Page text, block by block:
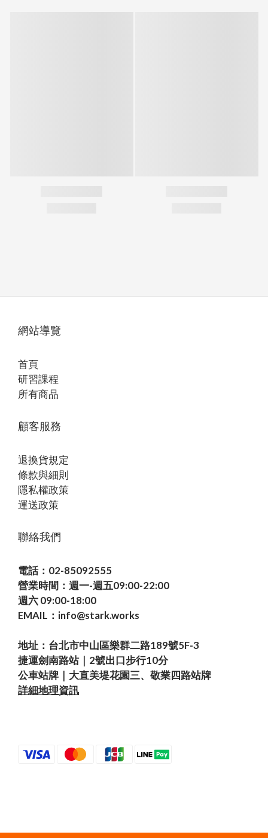
網站導覽
首頁
研習課程
所有商品
顧客服務
退換貨規定
條款與細則
隱私權政策
運送政策
聯絡我們
電話：02-85092555
營業時間：週一-週五09:00-22:00
週六 09:00-18:00
EMAIL：info@stark.works
地址：台北市中山區樂群二路189號5F-3
捷運劍南路站｜2號出口步行10分
公車站牌｜大直美堤花園三、敬業四路站牌
詳細地理資訊